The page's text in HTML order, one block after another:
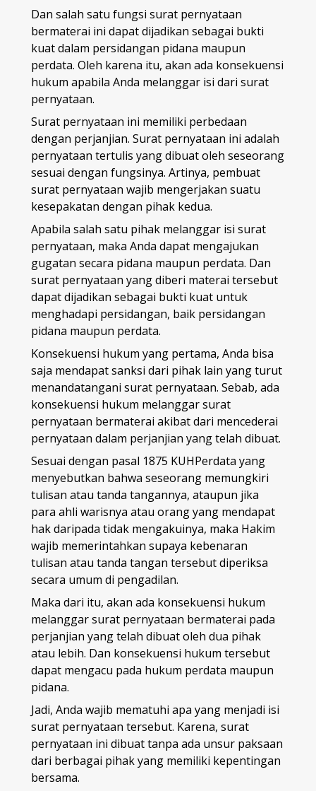
Dan salah satu fungsi surat pernyataan
bermaterai ini dapat dijadikan sebagai bukti
kuat dalam persidangan pidana maupun
perdata. Oleh karena itu, akan ada konsekuensi
hukum apabila Anda melanggar isi dari surat
pernyataan.
Surat pernyataan ini memiliki perbedaan
dengan perjanjian. Surat pernyataan ini adalah
pernyataan tertulis yang dibuat oleh seseorang
sesuai dengan fungsinya. Artinya, pembuat
surat pernyataan wajib mengerjakan suatu
kesepakatan dengan pihak kedua.
Apabila salah satu pihak melanggar isi surat
pernyataan, maka Anda dapat mengajukan
gugatan secara pidana maupun perdata. Dan
surat pernyataan yang diberi materai tersebut
dapat dijadikan sebagai bukti kuat untuk
menghadapi persidangan, baik persidangan
pidana maupun perdata.
Konsekuensi hukum yang pertama, Anda bisa
saja mendapat sanksi dari pihak lain yang turut
menandatangani surat pernyataan. Sebab, ada
konsekuensi hukum melanggar surat
pernyataan bermaterai akibat dari mencederai
pernyataan dalam perjanjian yang telah dibuat.
Sesuai dengan pasal 1875 KUHPerdata yang
menyebutkan bahwa seseorang memungkiri
tulisan atau tanda tangannya, ataupun jika
para ahli warisnya atau orang yang mendapat
hak daripada tidak mengakuinya, maka Hakim
wajib memerintahkan supaya kebenaran
tulisan atau tanda tangan tersebut diperiksa
secara umum di pengadilan.
Maka dari itu, akan ada konsekuensi hukum
melanggar surat pernyataan bermaterai pada
perjanjian yang telah dibuat oleh dua pihak
atau lebih. Dan konsekuensi hukum tersebut
dapat mengacu pada hukum perdata maupun
pidana.
Jadi, Anda wajib mematuhi apa yang menjadi isi
surat pernyataan tersebut. Karena, surat
pernyataan ini dibuat tanpa ada unsur paksaan
dari berbagai pihak yang memiliki kepentingan
bersama.